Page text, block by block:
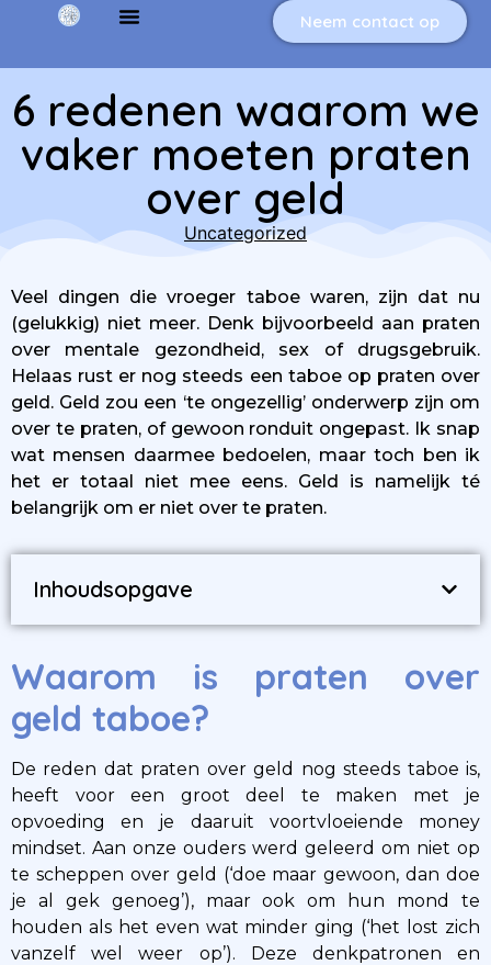
Neem contact op
6 redenen waarom we
vaker moeten praten
over geld
Uncategorized
Veel dingen die vroeger taboe waren, zijn dat nu
(gelukkig) niet meer. Denk bijvoorbeeld aan praten
over mentale gezondheid, sex of drugsgebruik.
Helaas rust er nog steeds een taboe op praten over
geld. Geld zou een ‘te ongezellig’ onderwerp zijn om
over te praten, of gewoon ronduit ongepast. Ik snap
wat mensen daarmee bedoelen, maar toch ben ik
het er totaal niet mee eens. Geld is namelijk té
belangrijk om er niet over te praten.
Inhoudsopgave
Waarom is praten over
geld taboe?
De reden dat praten over geld nog steeds taboe is,
heeft voor een groot deel te maken met je
opvoeding en je daaruit voortvloeiende money
mindset. Aan onze ouders werd geleerd om niet op
te scheppen over geld (‘doe maar gewoon, dan doe
je al gek genoeg’), maar ook om hun mond te
houden als het even wat minder ging (‘het lost zich
vanzelf wel weer op’). Deze denkpatronen en